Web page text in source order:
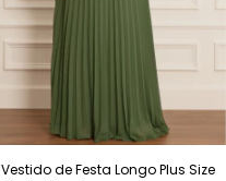
Vestido de Festa Longo Plus Size